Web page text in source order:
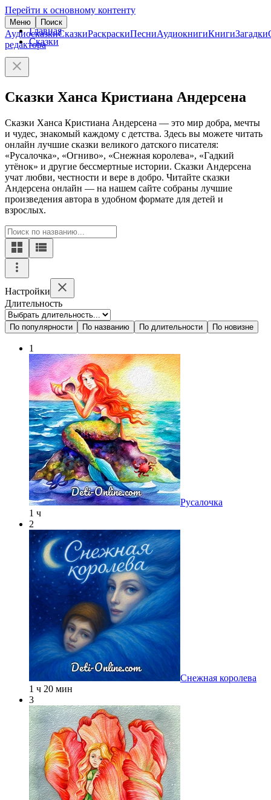
Перейти к основному контенту
Меню Поиск
АудиосказкиСказкиРаскраскиПесниАудиокнигиКнигиЗагадки
редактора
Главная
Сказки
Сказки Ханса Кристиана Андерсена
Сказки Ханса Кристиана Андерсена — это мир добра, мечты
и чудес, знакомый каждому с детства. Здесь вы можете читать
онлайн лучшие сказки великого датского писателя:
«Русалочка», «Огниво», «Снежная королева», «Гадкий
утёнок» и другие бессмертные истории. Сказки Андерсена
учат любви, честности и вере в добро. Читайте сказки
Андерсена онлайн — на нашем сайте собраны лучшие
произведения автора в удобном формате для детей и
взрослых.
Настройки
Длительность
По популярности По названию По длительности По новизне
1
Русалочка
1 ч
2
Снежная королева
1 ч 20 мин
3